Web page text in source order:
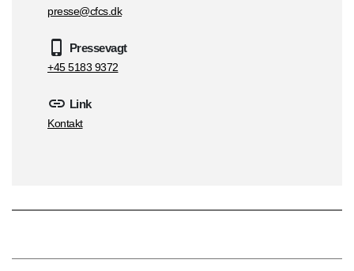
presse@cfcs.dk
Pressevagt
+45 5183 9372
Link
Kontakt